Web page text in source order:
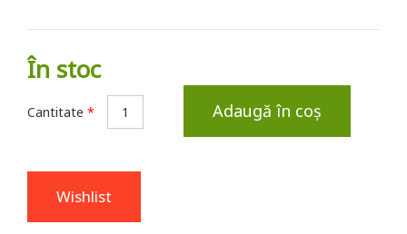
În stoc
Cantitate * Adaugă în coș
Wishlist